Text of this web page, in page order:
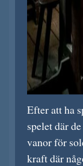
Efter att ha
spelet där
vanor för
kraft där